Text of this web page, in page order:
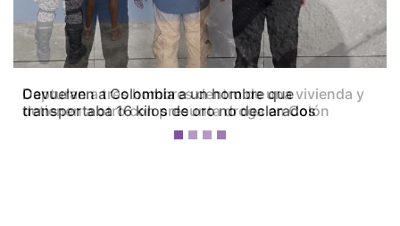
Capturan a tres hombres dentro de una vivienda y
detienen a otro con presunta droga en Colón